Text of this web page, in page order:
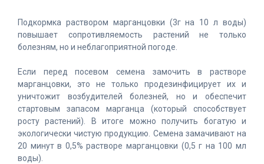
Подкормка раствором марганцовки (3г на 10 л воды)
повышает сопротивляемость растений не только
болезням, но и неблагоприятной погоде.
Если перед посевом семена замочить в растворе
марганцовки, это не только продезинфицирует их и
уничтожит возбудителей болезней, но и обеспечит
стартовым запасом марганца (который способствует
росту растений). В итоге можно получить богатую и
экологически чистую продукцию. Семена замачивают на
20 минут в 0,5% растворе марганцовки (0,5 г на 100 мл
воды).